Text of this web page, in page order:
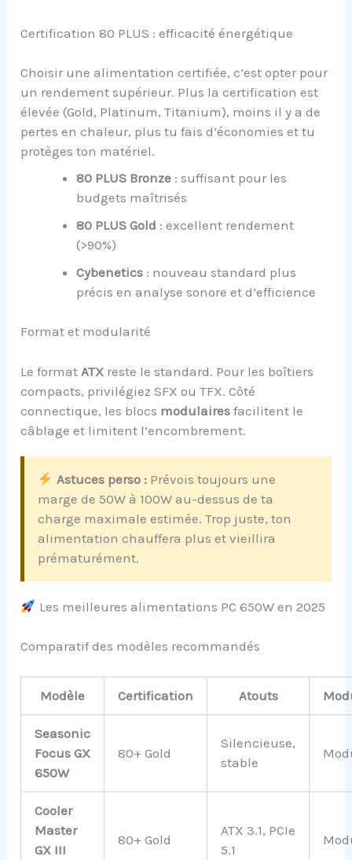
Certification 80 PLUS : efficacité énergétique
Choisir une alimentation certifiée, c’est opter pour
un rendement supérieur. Plus la certification est
élevée (Gold, Platinum, Titanium), moins il y a de
pertes en chaleur, plus tu fais d’économies et tu
protèges ton matériel.
80 PLUS Bronze : suffisant pour les
budgets maîtrisés
80 PLUS Gold : excellent rendement
(>90%)
Cybenetics : nouveau standard plus
précis en analyse sonore et d’efficience
Format et modularité
Le format ATX reste le standard. Pour les boîtiers
compacts, privilégiez SFX ou TFX. Côté
connectique, les blocs modulaires facilitent le
câblage et limitent l’encombrement.
Astuces perso :Prévois toujours une
marge de 50W à 100W au-dessus de ta
charge maximale estimée. Trop juste, ton
alimentation chauffera plus et vieillira
prématurément.
Les meilleures alimentations PC 650W en 2025
Comparatif des modèles recommandés
Modèle Certification Atouts
Seasonic
Focus GX
650W
80+ Gold
Silencieuse,
stable
Cooler
Master
GX III
80+ Gold
ATX 3.1, PCIe
5.1